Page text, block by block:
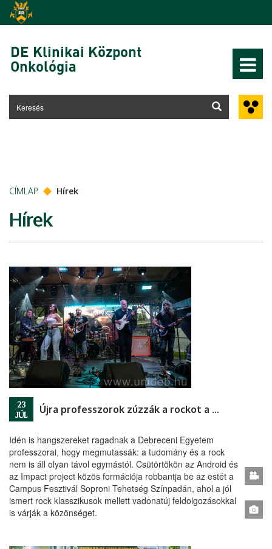
Ugrás a tartalomra
DE Klinikai Központ
Onkológia
CÍMLAP Hírek
Hírek
23
JÚL
Újra professzorok zúzzák a rockot a Campuson!
Idén is hangszereket ragadnak a Debreceni Egyetem
professzorai, hogy megmutassák: a tudomány és a rock
nem is áll olyan távol egymástól. Csütörtökön az Android és
az Impact project közös formációja robbantja be az estét a
Campus Fesztivál Soproni Tehetség Színpadán, ahol a jól
ismert rock klasszikusok mellett vadonatúj feldolgozásokkal
is várják a közönséget.